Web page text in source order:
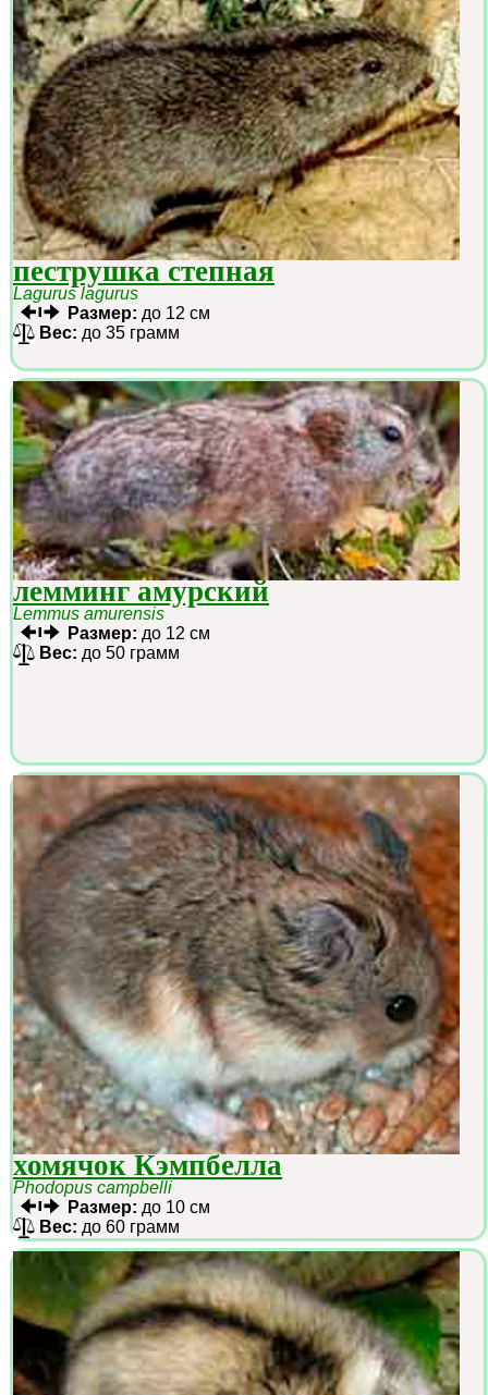
пеструшка степная
Lagurus lagurus
Размер: до 12 см
Вес: до 35 грамм
лемминг амурский
Lemmus amurensis
Размер: до 12 см
Вес: до 50 грамм
хомячок Кэмпбелла
Phodopus campbelli
Размер: до 10 см
Вес: до 60 грамм